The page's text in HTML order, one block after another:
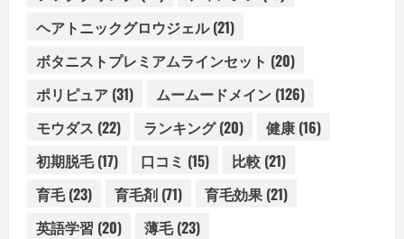
ヘアトニックグロウジェル(21)
ボタニストプレミアムラインセット (20)
ポリピュア (31) ムームードメイン (126)
モウダス (22) ランキング(20) 健康 (16)
初期脱毛(17) 口コミ (15) 比較 (21)
育毛(23) 育毛剤 (71) 育毛効果 (21)
英語学習 (20) 薄毛(23)